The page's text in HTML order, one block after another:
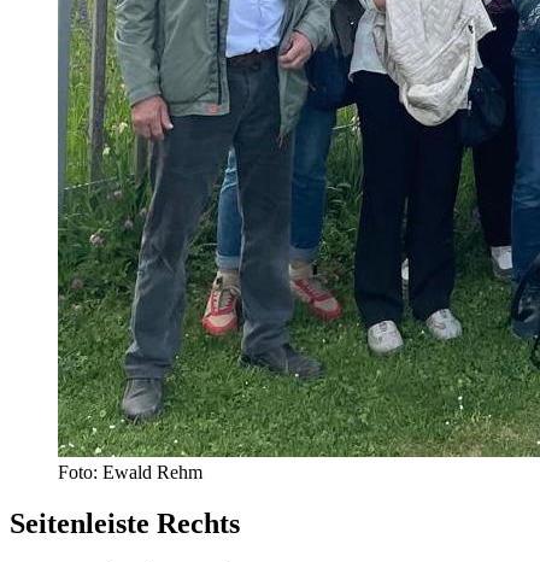
Foto: Ewald Rehm
Seitenleiste Rechts